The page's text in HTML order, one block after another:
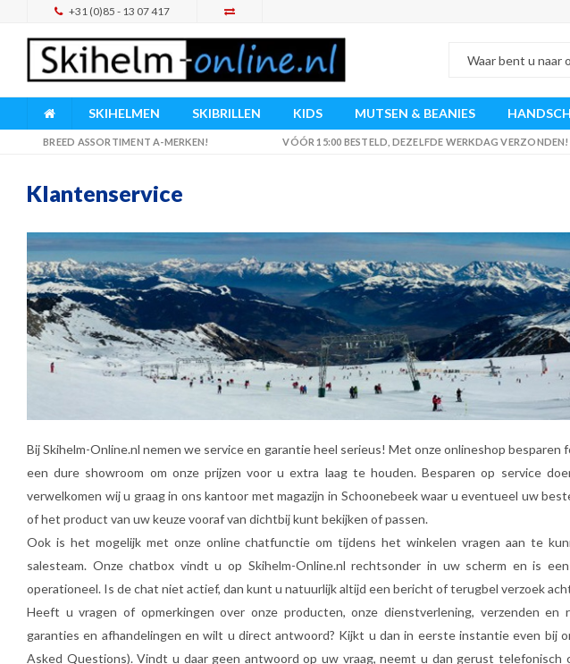
+31 (0)85 - 13 07 417
SKIHELMEN SKIBRILLEN KIDS MUTSEN & BEANIES
BREED ASSORTIMENT A-MERKEN! VÓÓR 15:00 BESTELD, DEZELFDE WERKDAG VERZONDEN!
Klantenservice
Bij Skihelm-Online.nl nemen we service en garantie heel serieus! Met onze onlineshop besparen
een dure showroom om onze prijzen voor u extra laag te houden. Besparen op service
verwelkomen wij u graag in ons kantoor met magazijn in Schoonebeek waar u eventueel uw
of het product van uw keuze vooraf van dichtbij kunt bekijken of passen.
Ook is het mogelijk met onze online chatfunctie om tijdens het winkelen vragen aan te
salesteam. Onze chatbox vindt u op Skihelm-Online.nl rechtsonder in uw scherm en is
operationeel. Is de chat niet actief, dan kunt u natuurlijk altijd een bericht of terugbel verzoek
Heeft u vragen of opmerkingen over onze producten, onze dienstverlening, verzenden en
garanties en afhandelingen en wilt u direct antwoord? Kijkt u dan in eerste instantie even bij
Asked Questions). Vindt u daar geen antwoord op uw vraag, neemt u dan gerust telefonisch